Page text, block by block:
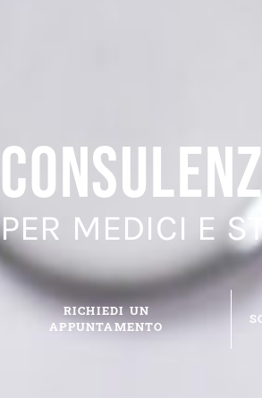
PER MEDICI E
RICHIEDI UN
APPUNTAMENTO